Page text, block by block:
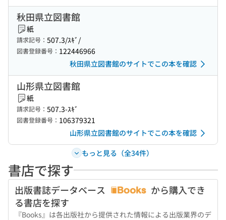
秋田県立図書館
紙
請求記号： 507.3/ｽｷﾞ/
図書登録番号： 122446966
秋田県立図書館のサイトでこの本を確認
山形県立図書館
紙
請求記号： 507.3-ｽｷﾞ
図書登録番号： 106379321
山形県立図書館のサイトでこの本を確認
もっと見る（全34件）
書店で探す
出版書誌データベース
から購入でき
る書店を探す
『Books』は各出版社から提供された情報による出版業界のデ